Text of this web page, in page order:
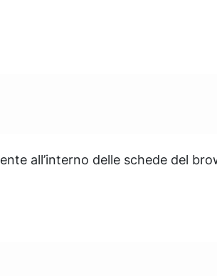
all’interno delle schede del